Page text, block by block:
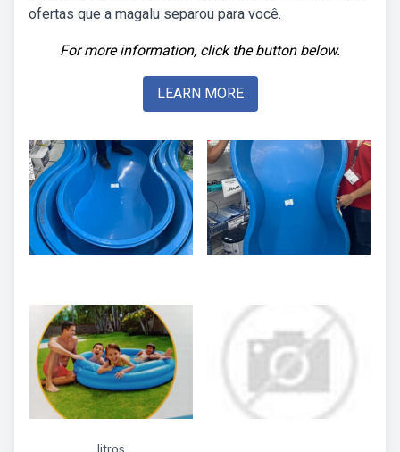
ofertas que a magalu separou para você.
For more information, click the button below.
LEARN MORE